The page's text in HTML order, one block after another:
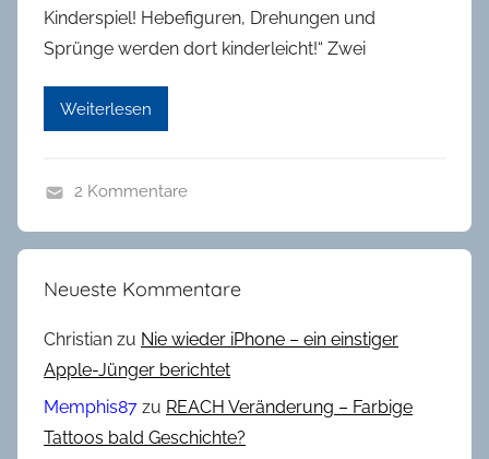
Kinderspiel! Hebefiguren, Drehungen und
Sprünge werden dort kinderleicht!“ Zwei
Weiterlesen
l
e
m
i
n
2 Kommentare
Neueste Kommentare
Christian zu Nie wieder iPhone – ein einstiger
Apple-Jünger berichtet
Memphis87 zu REACH Veränderung – Farbige
Tattoos bald Geschichte?